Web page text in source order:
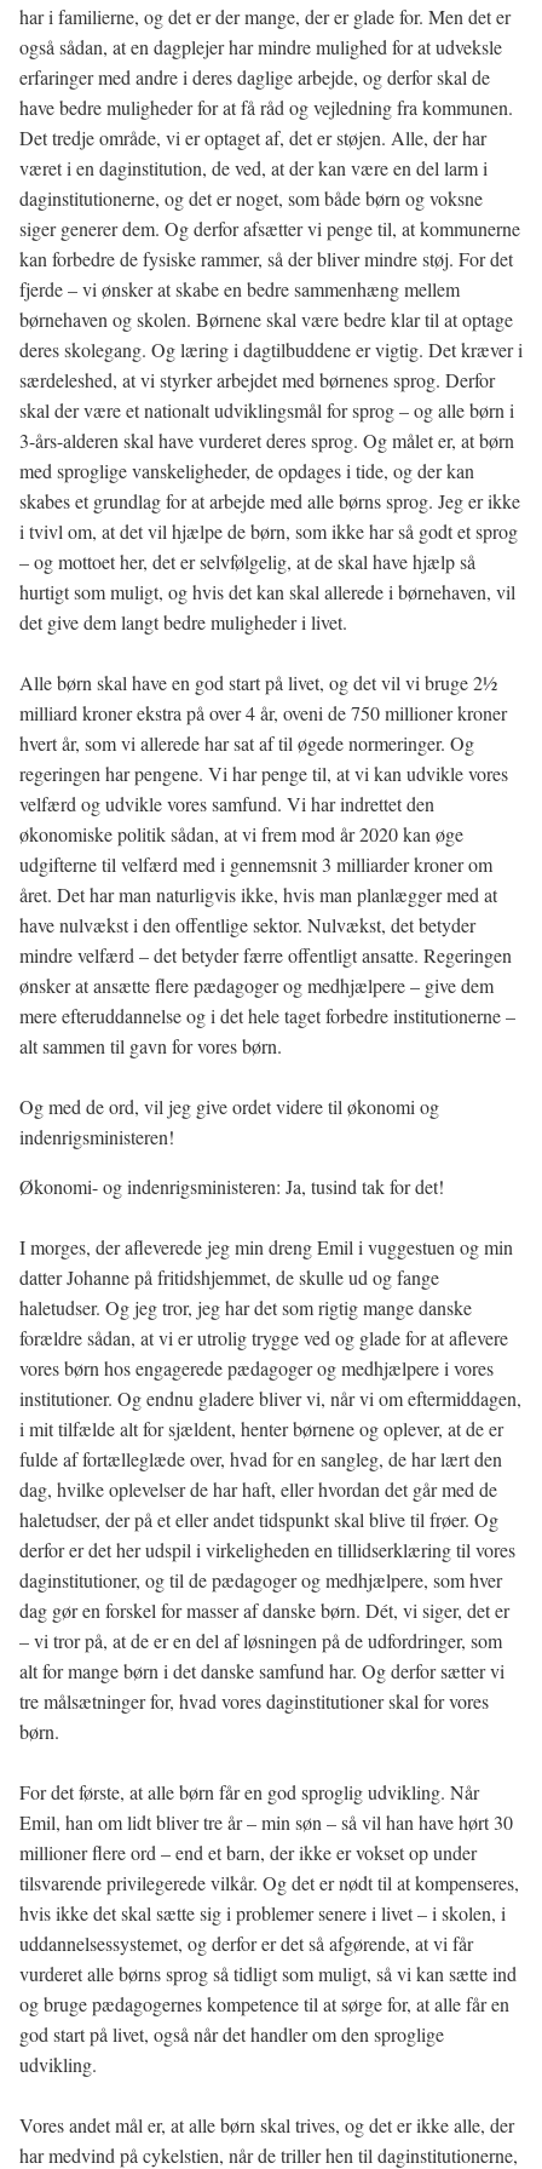
har i familierne, og det er der mange, der er glade for. Men det er
også sådan, at en dagplejer har mindre mulighed for at udveksle
erfaringer med andre i deres daglige arbejde, og derfor skal de
have bedre muligheder for at få råd og vejledning fra kommunen.
Det tredje område, vi er optaget af, det er støjen. Alle, der har
været i en daginstitution, de ved, at der kan være en del larm i
daginstitutionerne, og det er noget, som både børn og voksne
siger generer dem. Og derfor afsætter vi penge til, at kommunerne
kan forbedre de fysiske rammer, så der bliver mindre støj. For det
fjerde – vi ønsker at skabe en bedre sammenhæng mellem
børnehaven og skolen. Børnene skal være bedre klar til at optage
deres skolegang. Og læring i dagtilbuddene er vigtig. Det kræver i
særdeleshed, at vi styrker arbejdet med børnenes sprog. Derfor
skal der være et nationalt udviklingsmål for sprog – og alle børn i
3-års-alderen skal have vurderet deres sprog. Og målet er, at børn
med sproglige vanskeligheder, de opdages i tide, og der kan
skabes et grundlag for at arbejde med alle børns sprog. Jeg er ikke
i tvivl om, at det vil hjælpe de børn, som ikke har så godt et sprog
– og mottoet her, det er selvfølgelig, at de skal have hjælp så
hurtigt som muligt, og hvis det kan skal allerede i børnehaven, vil
det give dem langt bedre muligheder i livet.
Alle børn skal have en god start på livet, og det vil vi bruge 21⁄2
milliard kroner ekstra på over 4 år, oveni de 750 millioner kroner
hvert år, som vi allerede har sat af til øgede normeringer. Og
regeringen har pengene. Vi har penge til, at vi kan udvikle vores
velfærd og udvikle vores samfund. Vi har indrettet den
økonomiske politik sådan, at vi frem mod år 2020 kan øge
udgifterne til velfærd med i gennemsnit 3 milliarder kroner om
året. Det har man naturligvis ikke, hvis man planlægger med at
have nulvækst i den offentlige sektor. Nulvækst, det betyder
mindre velfærd – det betyder færre offentligt ansatte. Regeringen
ønsker at ansætte flere pædagoger og medhjælpere – give dem
mere efteruddannelse og i det hele taget forbedre institutionerne –
alt sammen til gavn for vores børn.
Og med de ord, vil jeg give ordet videre til økonomi og
indenrigsministeren!
Økonomi- og indenrigsministeren: Ja, tusind tak for det!
I morges, der afleverede jeg min dreng Emil i vuggestuen og min
datter Johanne på fritidshjemmet, de skulle ud og fange
haletudser. Og jeg tror, jeg har det som rigtig mange danske
forældre sådan, at vi er utrolig trygge ved og glade for at aflevere
vores børn hos engagerede pædagoger og medhjælpere i vores
institutioner. Og endnu gladere bliver vi, når vi om eftermiddagen,
i mit tilfælde alt for sjældent, henter børnene og oplever, at de er
fulde af fortælleglæde over, hvad for en sangleg, de har lært den
dag, hvilke oplevelser de har haft, eller hvordan det går med de
haletudser, der på et eller andet tidspunkt skal blive til frøer. Og
derfor er det her udspil i virkeligheden en tillidserklæring til vores
daginstitutioner, og til de pædagoger og medhjælpere, som hver
dag gør en forskel for masser af danske børn. Dét, vi siger, det er
– vi tror på, at de er en del af løsningen på de udfordringer, som
alt for mange børn i det danske samfund har. Og derfor sætter vi
tre målsætninger for, hvad vores daginstitutioner skal for vores
børn.
For det første, at alle børn får en god sproglig udvikling. Når
Emil, han om lidt bliver tre år – min søn – så vil han have hørt 30
millioner flere ord – end et barn, der ikke er vokset op under
tilsvarende privilegerede vilkår. Og det er nødt til at kompenseres,
hvis ikke det skal sætte sig i problemer senere i livet – i skolen, i
uddannelsessystemet, og derfor er det så afgørende, at vi får
vurderet alle børns sprog så tidligt som muligt, så vi kan sætte ind
og bruge pædagogernes kompetence til at sørge for, at alle får en
god start på livet, også når det handler om den sproglige
udvikling.
Vores andet mål er, at alle børn skal trives, og det er ikke alle, der
har medvind på cykelstien, når de triller hen til daginstitutionerne,